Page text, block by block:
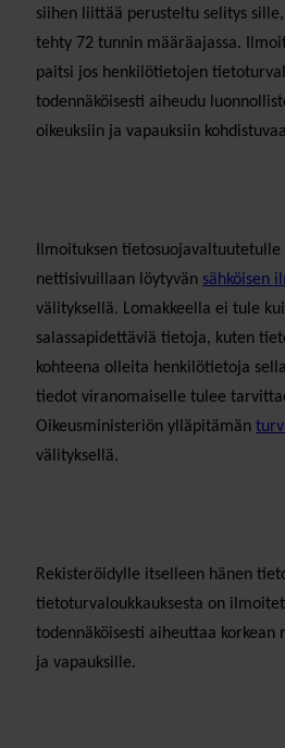
siihen liittää perusteltu selitys
tehty 72 tunnin määräajassa.
paitsi jos henkilötietojen
todennäköisesti aiheudu
oikeuksiin ja vapauksiin
Ilmoituksen
nettisivuillaan löytyvän sähköisen
välityksellä. Lomakkeella ei tule
salassapidettäviä tietoja, kuten
kohteena olleita henkilötietoja
tiedot viranomaiselle tulee
Oikeusministeriön ylläpitämän
välityksellä.
Rekisteröidylle itselleen hänen
tietoturvaloukkauksesta on
todennäköisesti aiheuttaa korkean
ja vapauksille.